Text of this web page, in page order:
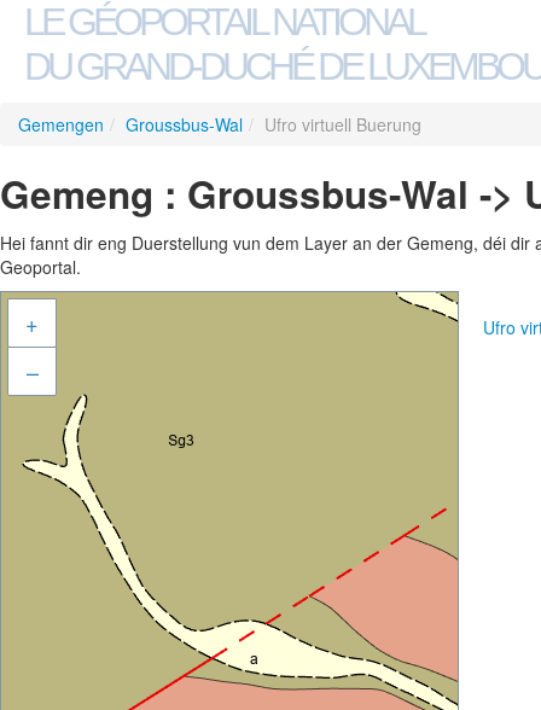
LE GÉOPORTAIL NATIONAL
DU GRAND-DUCHÉ DE
Gemengen / Groussbus-Wal / Ufro virtuell Buerung
Gemeng : Groussbus-Wal -
Hei fannt dir eng Duerstellung vun dem Layer an der Gemeng, déi
Geoportal.
+
–
Ufro